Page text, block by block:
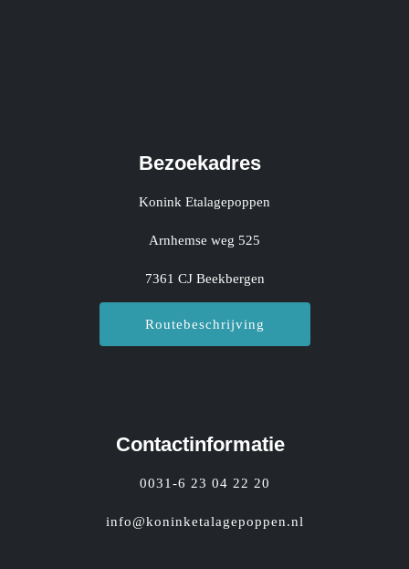
Bezoekadres
Konink Etalagepoppen
Arnhemse weg 525
7361 CJ Beekbergen
Routebeschrijving
Contactinformatie
0031-6 23 04 22 20
info@koninketalagepoppen.nl